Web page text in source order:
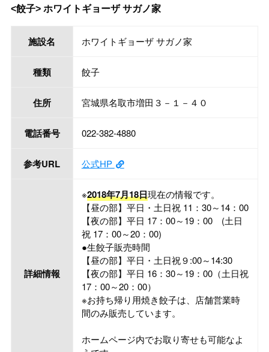
<餃子> ホワイトギョーザ サガノ家
施設名 ホワイトギョーザ サガノ家
種類 餃子
住所 宮城県名取市増田３－１－４０
電話番号 022-382-4880
参考URL 公式HP
詳細情報
※2018年7月18日現在の情報です。
【昼の部】平日・土日祝 11：30～14：00
【夜の部】平日 17：00～19：00 (土日
祝 17：00～20：00)
●生餃子販売時間
【昼の部】平日・土日祝９:00～14:30
【夜の部】平日 16：30～19：00（土日祝
17：00～20：00）
※お持ち帰り用焼き餃子は、店舗営業時
間のみ販売しています。
ホームページ内でお取り寄せも可能なよ